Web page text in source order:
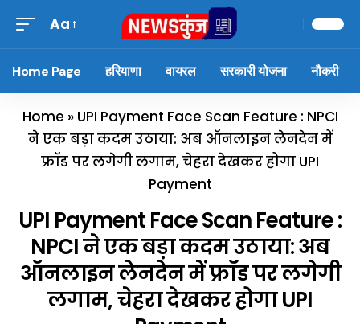
Aa
Home Page हरियाणा वायरल सरकारी योजना नौकरी
Home » UPI Payment Face Scan Feature : NPCI
ने एक बड़ा कदम उठाया: अब ऑनलाइन लेनदेन में
फ्रॉड पर लगेगी लगाम, चेहरा देखकर होगा UPI
Payment
UPI Payment Face Scan Feature :
NPCI ने एक बड़ा कदम उठाया: अब
ऑनलाइन लेनदेन में फ्रॉड पर लगेगी
लगाम, चेहरा देखकर होगा UPI